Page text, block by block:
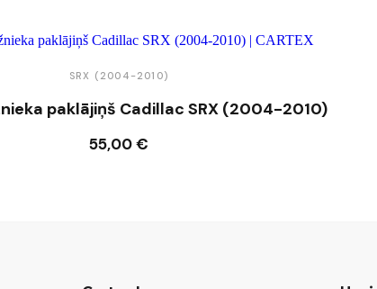
SRX (2004-2010)
paklājiņš Cadillac SRX (2004-2010)
55,00 €
Ielikt grozā